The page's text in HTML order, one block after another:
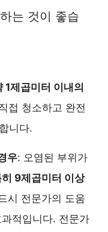
는 것이 좋습
1제곱미터 이내의
접 청소하고 완전
니다.
우: 오염된 부위가
9제곱미터 이상
시 전문가의 도움
적입니다. 전문가